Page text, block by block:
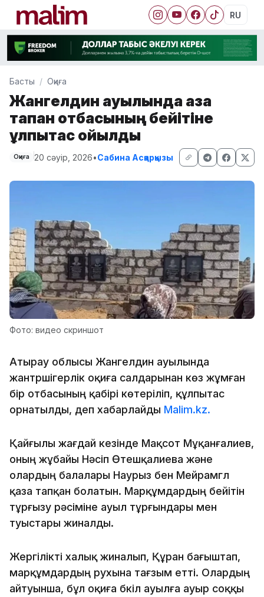
RU
Басты Оқиға
Жангелдин ауылында қаза
тапқан отбасының бейітіне
құлпытас қойылды
Оқиға 20 сәуір, 2026•Сабина Асқарқызы
Фото: видео скриншот
Атырау облысы Жангелдин ауылында
жантүршігерлік оқиға салдарынан көз жұмған
бір отбасының қабірі көтеріліп, құлпытас
орнатылды, деп хабарлайды Malim.kz.
Қайғылы жағдай кезінде Мақсот Мұқанғалиев,
оның жұбайы Нәсіп Өтешқалиева және
олардың балалары Наурыз бен Мейрамгүл
қаза тапқан болатын. Марқұмдардың бейітін
тұрғызу рәсіміне ауыл тұрғындары мен
туыстары жиналды.
Жергілікті халық жиналып, Құран бағыштап,
марқұмдардың рухына тағзым етті. Олардың
айтуынша, бұл оқиға бүкіл ауылға ауыр соққы